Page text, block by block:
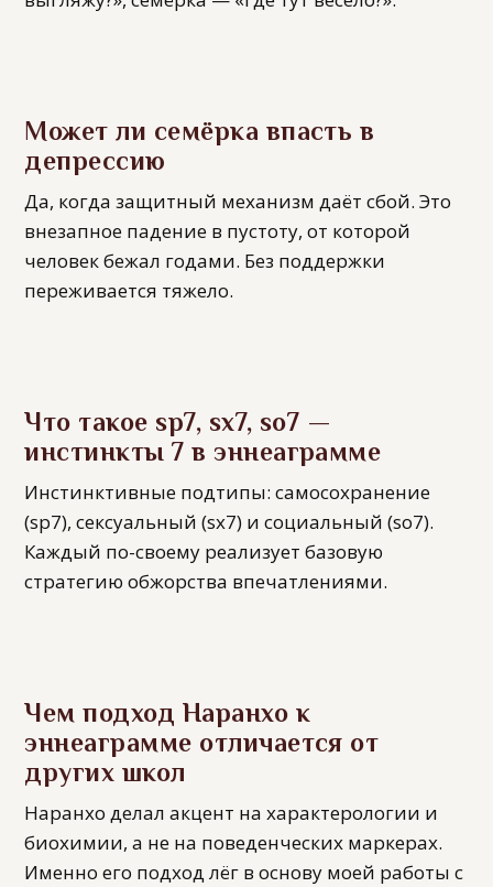
Может ли семёрка впасть в
депрессию
Да, когда защитный механизм даёт сбой. Это
внезапное падение в пустоту, от которой
человек бежал годами. Без поддержки
переживается тяжело.
Что такое sp7, sx7, so7 —
инстинкты 7 в эннеаграмме
Инстинктивные подтипы: самосохранение
(sp7), сексуальный (sx7) и социальный (so7).
Каждый по-своему реализует базовую
стратегию обжорства впечатлениями.
Чем подход Наранхо к
эннеаграмме отличается от
других школ
Наранхо делал акцент на характерологии и
биохимии, а не на поведенческих маркерах.
Именно его подход лёг в основу моей работы с